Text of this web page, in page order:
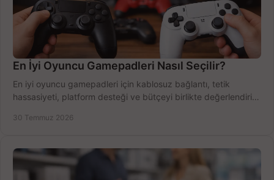
En İyi Oyuncu Gamepadleri Nasıl Seçilir?
En iyi oyuncu gamepadleri için kablosuz bağlantı, tetik
hassasiyeti, platform desteği ve bütçeyi birlikte değerlendirin;
30 Temmuz 2026